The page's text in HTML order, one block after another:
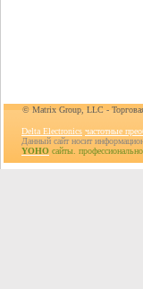
© Matrix Group, LLC -
Delta Electronics частотные
Данный сайт носит
YOHO сайты. профессионально.